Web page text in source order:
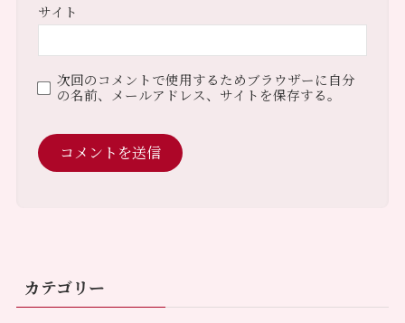
サイト
次回のコメントで使用するためブラウザーに自分
の名前、メールアドレス、サイトを保存する。
カテゴリー